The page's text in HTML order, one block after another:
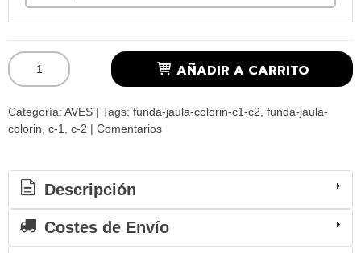
AÑADIR A CARRITO
Categoría: AVES | Tags: funda-jaula-colorin-c1-c2 funda-jaula-
colorin c-1 c-2 | Comentarios
Descripción
Costes de Envío